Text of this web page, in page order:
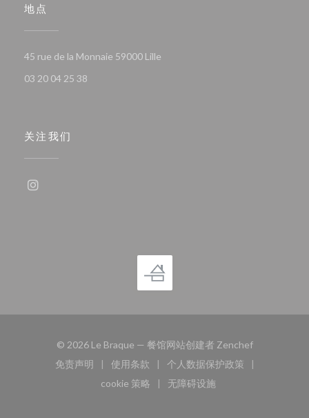
地点
45 rue de la Monnaie 59000 Lille
03 20 04 25 38
关注我们
© 2026 Le Braque — 餐馆网站创建者 Zenchef((在新窗口中
免责声明
((在新窗口中打开))
使用条款
((在新窗口中打开))
个人数据保护政策
((在新窗口中打开))
cookie 策略
((在新窗口中打开))
无障碍设施
((在新窗口中打开))